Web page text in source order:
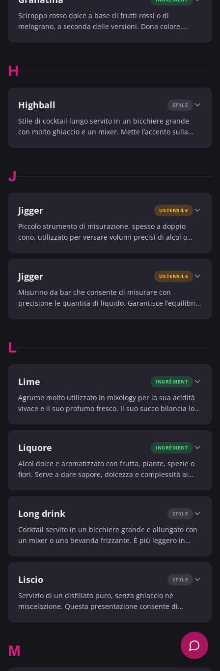
Sciroppo rosso dolce a base di frutti rossi o di
melograno, a seconda delle versioni. Dona colore,
H
Highball STYLE
Stile di cocktail lungo servito in un bicchiere grande
con molto ghiaccio e un mixer. Mette l’accento sulla
J
Jigger USTENSILE
Piccolo strumento di misurazione, spesso a doppio
cono, utilizzato per versare volumi precisi di alcol o
controllo delle proporzioni.
Jigger USTENSILE
Misurino da bar che consente di misurare con
precisione le quantità di liquido. Garantisce l’equilibrio
L
Lime INGRÉDIENT
Agrume molto utilizzato in mixology per la sua acidità
vivace e il suo profumo fresco. Il suo succo bilancia lo
Liquore INGRÉDIENT
Alcol dolce e aromatizzato con frutta, piante, spezie o
fiori. Serve a dare sapore, dolcezza e complessità ai
Long drink STYLE
Cocktail servito in un bicchiere grande e allungato con
un mixer o una bevanda frizzante. È più leggero in
Liscio STYLE
Servizio di un distillato puro, senza ghiaccio né
miscelazione. Questa presentazione consente di
M